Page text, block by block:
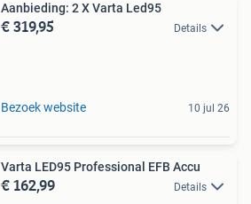
Aanbieding: 2 X Varta Led95
€ 319,95 Details
Bezoek website 10 jul 26
Varta LED95 Professional EFB Accu
€ 162,99 Details